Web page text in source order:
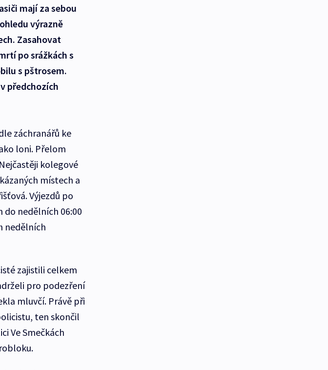
mají za sebou
výrazně
Zasahovat
po srážkách s
s pštrosem.
předchozích
záchranářů ke
loni. Přelom
kolegové
místech a
Výjezdů po
do nedělních 06:00
nedělních
zajistili celkem
pro podezření
mluvčí. Právě při
ten skončil
Ve Smečkách